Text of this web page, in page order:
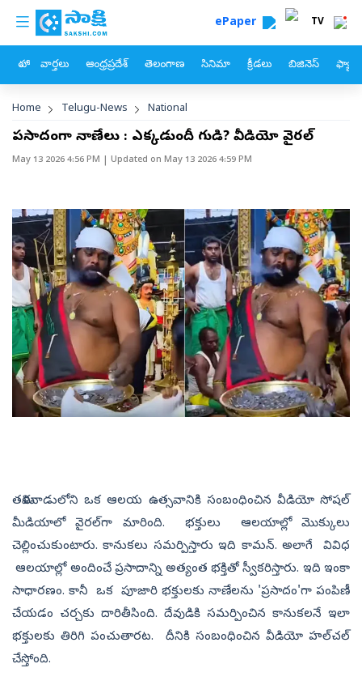
Skip to main content
custom menu ePaper TV
హోం వార్తలు ఆంధ్రప్రదేశ్ తెలంగాణ సినిమా క్రీడలు బిజినెస్
Breadcrumb
Home Telugu-News National
ప్రసాదంగా నాణేలు : ఎక్కడుందీ గుడి? వీడియో వైరల్‌
May 13 2026 4:56 PM | Updated on May 13 2026 4:59 PM
తమిళనాడులోని ఒక ఆలయ ఉత్సవానికి సంబంధించిన వీడియో సోషల్
మీడియాలో వైరల్‌గా మారింది. భక్తులు ఆలయాల్లో మొక్కులు
చెల్లించుకుంటారు. కానుకలు సమర్పిస్తారు ఇది కామన్‌. అలాగే వివిధ
ఆలయాల్లో అందించే ప్రసాదాన్ని అత్యంత భక్తితో స్వీకరిస్తారు. ఇది ఇంకా
సాధారణం. కానీ ఒక పూజారి భక్తులకు నాణేలను 'ప్రసాదం'గా పంపిణీ
చేయడం చర్చకు దారితీసింది. దేవుడికి సమర్పించిన కానుకలనే ఇలా
భక్తులకు తిరిగి పంచుతారట. దీనికి సంబంధించిన వీడియో హల్‌చల్‌
చేస్తోంది.